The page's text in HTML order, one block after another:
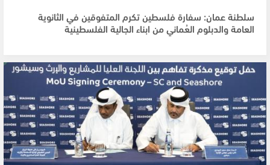
سلطنة عمان: سفارة فلسطين تكرم المتفوقين في الثانوية
العامة والدبلوم العُماني من ابناء الجالية الفلسطينية